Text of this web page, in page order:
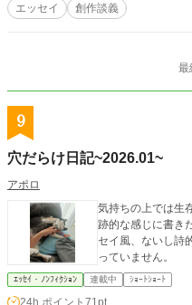
エッセイ
創作談義
最
9
穴だらけ日記~2026.01~
アポロ
気持ちの上では生
跡的な感じに書き
セイ風、ないし詩
っていません。
ｴｯｾｲ・ﾉﾝﾌｨｸｼｮﾝ 連載中 ｼｮｰﾄｼｮｰﾄ
24h.ポイント 71pt